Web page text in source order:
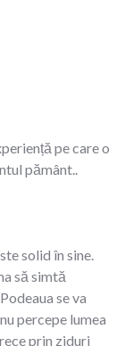
pe care o
pământ..
solid în sine.
să simtă
se va
percepe lumea
prin ziduri